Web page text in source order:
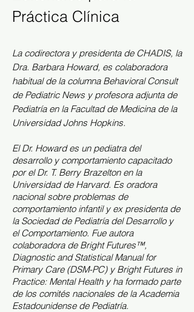
Práctica Clínica
La codirectora y presidenta de CHADIS, la
Dra. Barbara Howard, es colaboradora
habitual de la columna Behavioral Consult
de Pediatric News y profesora adjunta de
Pediatría en la Facultad de Medicina de la
Universidad Johns Hopkins.
El Dr. Howard es un pediatra del
desarrollo y comportamiento capacitado
por el Dr. T. Berry Brazelton en la
Universidad de Harvard. Es oradora
nacional sobre problemas de
comportamiento infantil y ex presidenta de
la Sociedad de Pediatría del Desarrollo y
el Comportamiento. Fue autora
colaboradora de Bright Futures™,
Diagnostic and Statistical Manual for
Primary Care (DSM-PC) y Bright Futures in
Practice: Mental Health y ha formado parte
de los comités nacionales de la Academia
Estadounidense de Pediatría.